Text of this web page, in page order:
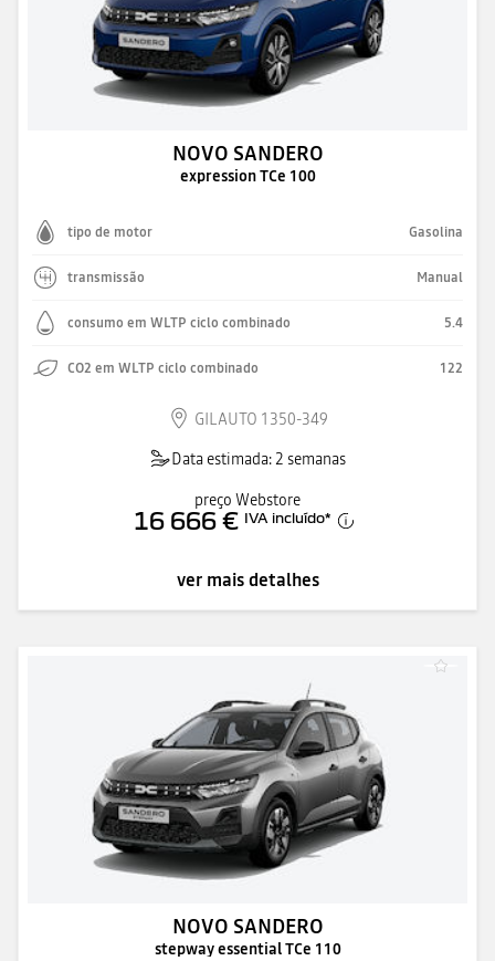
NOVO SANDERO
expression TCe 100
tipo de motor Gasolina
transmissão Manual
consumo em WLTP ciclo combinado 5.4
CO2 em WLTP ciclo combinado 122
GILAUTO 1350-349
Data estimada: 2 semanas
preço Webstore
16 666 € IVA incluído*
ver mais detalhes
NOVO SANDERO
stepway essential TCe 110